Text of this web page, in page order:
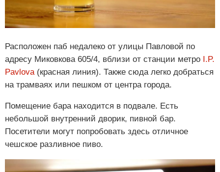
Расположен паб недалеко от улицы Павловой по
адресу Миковкова 605/4, вблизи от станции метро I.P.
Pavlova(красная линия). Также сюда легко добраться
на трамваях или пешком от центра города.
Помещение бара находится в подвале. Есть
небольшой внутренний дворик, пивной бар.
Посетители могут попробовать здесь отличное
чешское разливное пиво.